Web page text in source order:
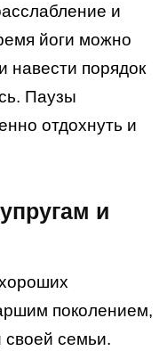
и
йоги можно
навести порядок
Паузы
отдохнуть и
и
поколением,
семьи.